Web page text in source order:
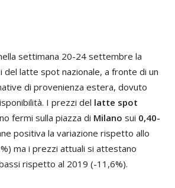
settimana 20-24 settembre la
del latte spot nazionale, a fronte di un
di provenienza estera, dovuto
I prezzi del latte spot
fermi sulla piazza di Milano sui 0,40-
positiva la variazione rispetto allo
ma i prezzi attuali si attestano
rispetto al 2019 (-11,6%).